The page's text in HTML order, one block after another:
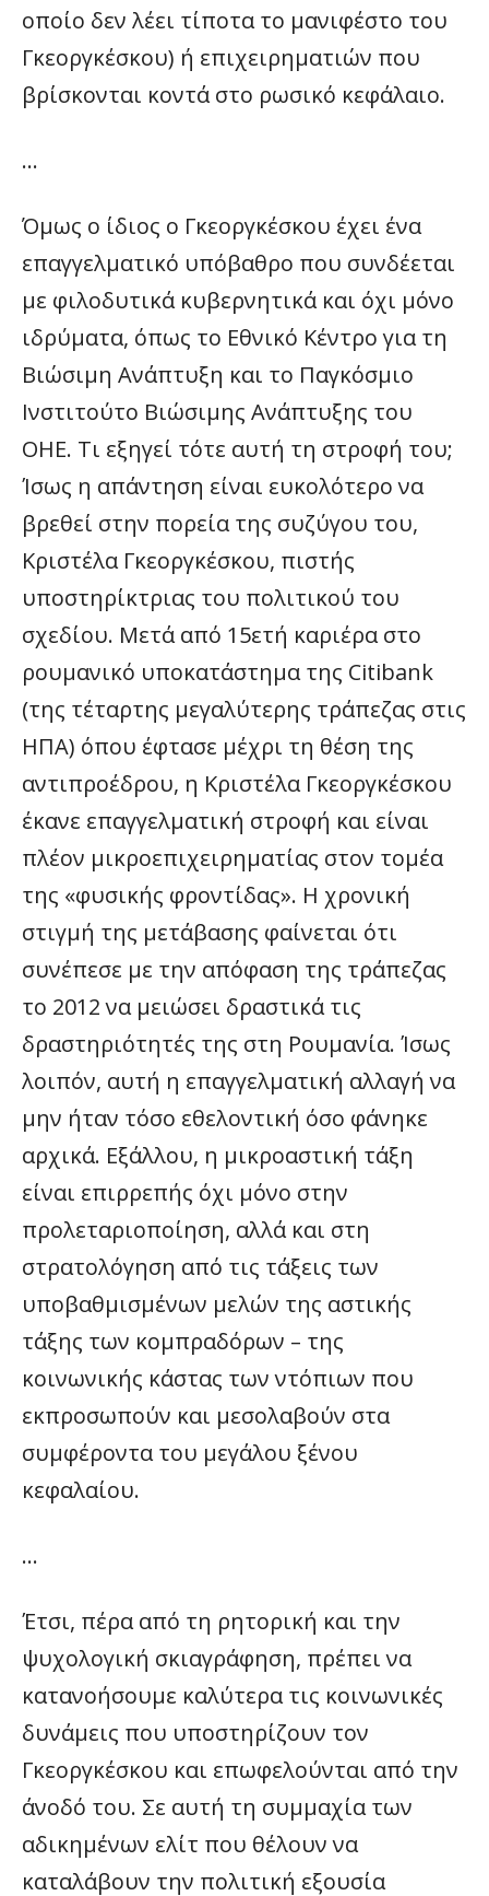
οποίο δεν λέει τίποτα το μανιφέστο του
Γκεοργκέσκου) ή επιχειρηματιών που
βρίσκονται κοντά στο ρωσικό κεφάλαιο.
…
Όμως ο ίδιος ο Γκεοργκέσκου έχει ένα
επαγγελματικό υπόβαθρο που συνδέεται
με φιλοδυτικά κυβερνητικά και όχι μόνο
ιδρύματα, όπως το Εθνικό Κέντρο για τη
Βιώσιμη Ανάπτυξη και το Παγκόσμιο
Ινστιτούτο Βιώσιμης Ανάπτυξης του
ΟΗΕ. Τι εξηγεί τότε αυτή τη στροφή του;
Ίσως η απάντηση είναι ευκολότερο να
βρεθεί στην πορεία της συζύγου του,
Κριστέλα Γκεοργκέσκου, πιστής
υποστηρίκτριας του πολιτικού του
σχεδίου. Μετά από 15ετή καριέρα στο
ρουμανικό υποκατάστημα της Citibank
(της τέταρτης μεγαλύτερης τράπεζας στις
ΗΠΑ) όπου έφτασε μέχρι τη θέση της
αντιπροέδρου, η Κριστέλα Γκεοργκέσκου
έκανε επαγγελματική στροφή και είναι
πλέον μικροεπιχειρηματίας στον τομέα
της «φυσικής φροντίδας». Η χρονική
στιγμή της μετάβασης φαίνεται ότι
συνέπεσε με την απόφαση της τράπεζας
το 2012 να μειώσει δραστικά τις
δραστηριότητές της στη Ρουμανία. Ίσως
λοιπόν, αυτή η επαγγελματική αλλαγή να
μην ήταν τόσο εθελοντική όσο φάνηκε
αρχικά. Εξάλλου, η μικροαστική τάξη
είναι επιρρεπής όχι μόνο στην
προλεταριοποίηση, αλλά και στη
στρατολόγηση από τις τάξεις των
υποβαθμισμένων μελών της αστικής
τάξης των κομπραδόρων – της
κοινωνικής κάστας των ντόπιων που
εκπροσωπούν και μεσολαβούν στα
συμφέροντα του μεγάλου ξένου
κεφαλαίου.
…
Έτσι, πέρα από τη ρητορική και την
ψυχολογική σκιαγράφηση, πρέπει να
κατανοήσουμε καλύτερα τις κοινωνικές
δυνάμεις που υποστηρίζουν τον
Γκεοργκέσκου και επωφελούνται από την
άνοδό του. Σε αυτή τη συμμαχία των
αδικημένων ελίτ που θέλουν να
καταλάβουν την πολιτική εξουσία